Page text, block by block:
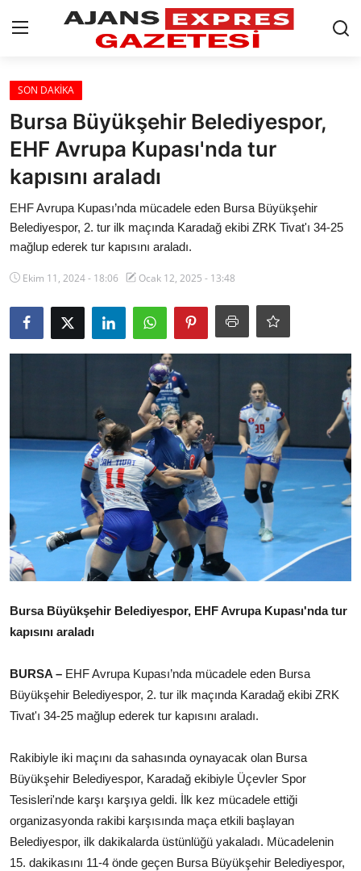
GİRİŞ YAP
AnaSayfa
Eskişehir Siyaset
Siyaset
Türkiye Gündemi
Yerel
Siber Güvenlik
Özel Haber
Spor
TBMM Haberleri
Sağlık
SON DAKİKA
Asayiş
Dernek
Gastronomi
SON DAKİKA
Bursa Büyükşehir Belediyespor,
EHF Avrupa Kupası'nda tur
kapısını araladı
EHF Avrupa Kupası’nda mücadele eden Bursa Büyükşehir
Belediyespor, 2. tur ilk maçında Karadağ ekibi ZRK Tivat'ı 34-25
mağlup ederek tur kapısını araladı.
Ekim 11, 2024 - 18:06 Ocak 12, 2025 - 13:48
Bursa Büyükşehir Belediyespor, EHF Avrupa Kupası'nda tur
kapısını araladı
BURSA – EHF Avrupa Kupası’nda mücadele eden Bursa
Büyükşehir Belediyespor, 2. tur ilk maçında Karadağ ekibi ZRK
Tivat'ı 34-25 mağlup ederek tur kapısını araladı.
Rakibiyle iki maçını da sahasında oynayacak olan Bursa
Büyükşehir Belediyespor, Karadağ ekibiyle Üçevler Spor
Tesisleri'nde karşı karşıya geldi. İlk kez mücadele ettiği
organizasyonda rakibi karşısında maça etkili başlayan
Belediyespor, ilk dakikalarda üstünlüğü yakaladı. Mücadelenin
15. dakikasını 11-4 önde geçen Bursa Büyükşehir Belediyespor,